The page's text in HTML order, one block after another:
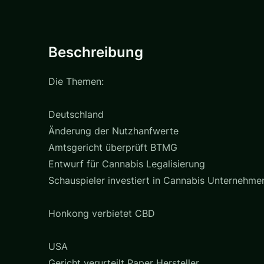
Beschreibung
Die Themen:
Deutschland
Änderung der Nutzhanfwerte
Amtsgericht überprüft BTMG
Entwurf für Cannabis Legalisierung
Schauspieler investiert in Cannabis
Honkong verbietet CBD
USA